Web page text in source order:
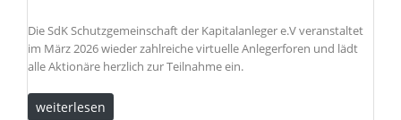
Die SdK Schutzgemeinschaft der Kapitalanleger e.V veranstaltet
im März 2026 wieder zahlreiche virtuelle Anlegerforen und lädt
alle Aktionäre herzlich zur Teilnahme ein.
weiterlesen